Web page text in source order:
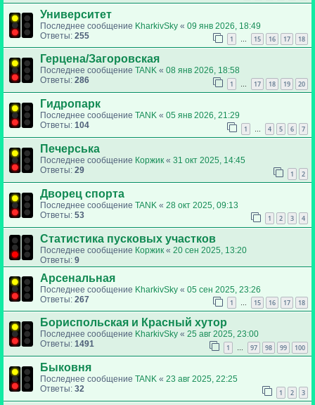
Университет
Последнее сообщение KharkivSky « 09 янв 2026, 18:49
Ответы: 255 1 … 15 16 17 18
Герцена/Загоровская
Последнее сообщение TANK « 08 янв 2026, 18:58
Ответы: 286 1 … 17 18 19 20
Гидропарк
Последнее сообщение TANK « 05 янв 2026, 21:29
Ответы: 104 1 4 5 6 7
Печерська
Последнее сообщение Коржик « 31 окт 2025, 14:45
Ответы: 29 1 2
Дворец спорта
Последнее сообщение TANK « 28 окт 2025, 09:13
Ответы: 53 1 2 3 4
Статистика пусковых участков
Последнее сообщение Коржик « 20 сен 2025, 13:20
Ответы: 9
Арсенальная
Последнее сообщение KharkivSky « 05 сен 2025, 23:26
Ответы: 267 1 … 15 16 17 18
Бориспольская и Красный хутор
Последнее сообщение KharkivSky « 25 авг 2025, 23:00
Ответы: 1491 1 … 97 98 99 100
Быковня
Последнее сообщение TANK « 23 авг 2025, 22:25
Ответы: 32 1 2 3